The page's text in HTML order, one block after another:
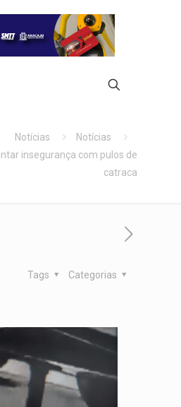
Notícias
Notícias
insegurança com pulos de
catraca
Categorias
Tags